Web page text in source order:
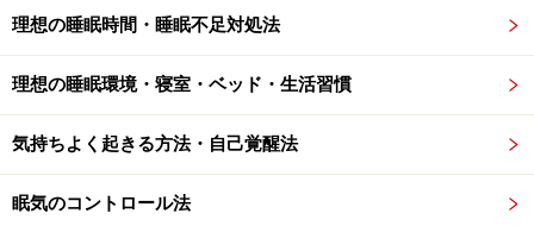
う。
屋外に建てるダンボールハウスもあります。
佐合木材のダンボール仮設テント『
』は、中
の広さが6畳半もあり、大人5人が横になれます。特殊な
工具なしで組み立てられ、大人が3～4人いれば1時間半
理想の睡眠時間・睡眠不足対処法
理想の睡眠環境・寝室・ベッド・生活習慣
気持ちよく起きる方法・自己覚醒法
眠気のコントロール法